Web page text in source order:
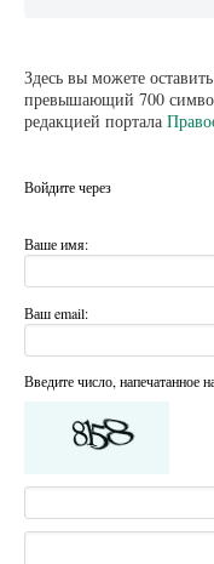
Здесь вы можете
превышающий 700
редакцией портала
Войдите через
Ваше имя:
Ваш email:
Введите число, напечатанное